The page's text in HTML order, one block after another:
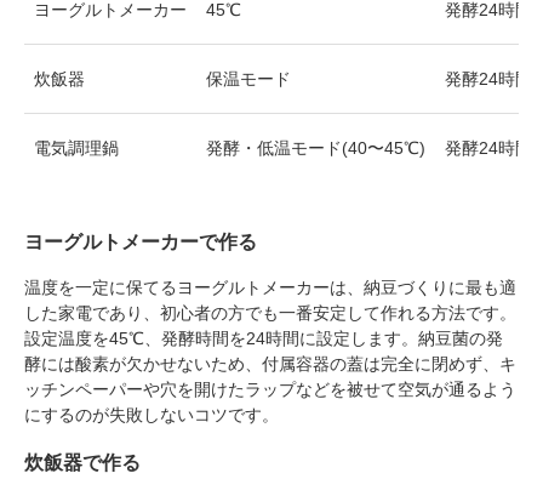
ヨーグルトメーカー 45℃ 発酵24時間
炊飯器 保温モード 発酵24時間
電気調理鍋 発酵・低温モード(40〜45℃) 発酵24時間
ヨーグルトメーカーで作る
温度を一定に保てるヨーグルトメーカーは、納豆づくりに最も適
した家電であり、初心者の方でも一番安定して作れる方法です。
設定温度を45℃、発酵時間を24時間に設定します。納豆菌の発
酵には酸素が欠かせないため、付属容器の蓋は完全に閉めず、キ
ッチンペーパーや穴を開けたラップなどを被せて空気が通るよう
にするのが失敗しないコツです。
炊飯器で作る